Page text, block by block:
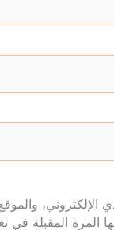
الإلكتروني،
المرة المقبلة في